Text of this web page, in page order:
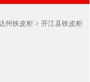
州铁皮柜 > 开江县铁皮柜